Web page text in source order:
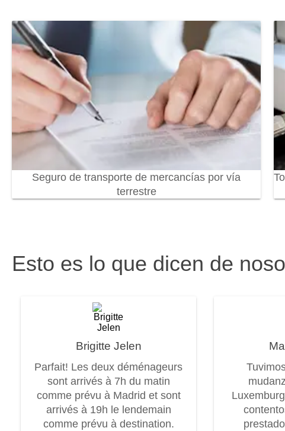
Seguro de transporte de mercancías por vía
terrestre
Esto es lo que dicen de
Brigitte Jelen
Parfait! Les deux déménageurs
sont arrivés à 7h du matin
comme prévu à Madrid et sont
arrivés à 19h le lendemain
comme prévu à destination.